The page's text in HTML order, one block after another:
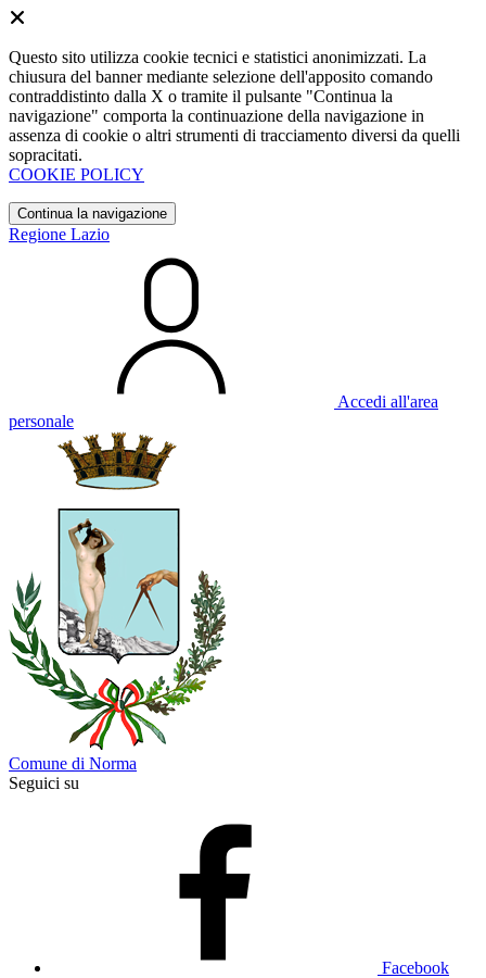
Questo sito utilizza cookie tecnici e statistici anonimizzati. La
chiusura del banner mediante selezione dell'apposito comando
contraddistinto dalla X o tramite il pulsante "Continua la
navigazione" comporta la continuazione della navigazione in
assenza di cookie o altri strumenti di tracciamento diversi da quelli
sopracitati.
COOKIE POLICY
Continua la navigazione
Regione Lazio
Accedi all'area
personale
Comune di Norma
Seguici su
Facebook